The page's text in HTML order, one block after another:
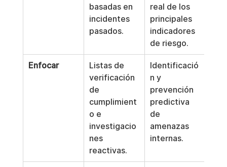
basadas en
incidentes
pasados.
real de los
principales
indicadores
de riesgo.
Enfocar
Listas de
verificación
de
cumplimient
o e
investigacio
nes
reactivas.
Identificació
n y
prevención
predictiva
de
amenazas
internas.